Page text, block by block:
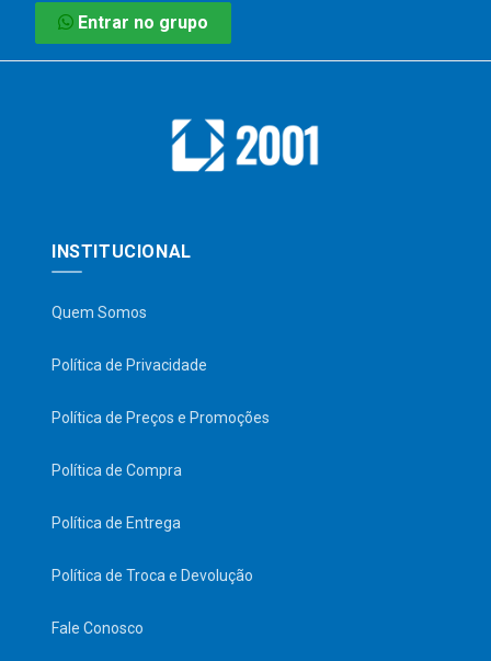
Entrar no grupo
INSTITUCIONAL
Quem Somos
Política de Privacidade
Política de Preços e Promoções
Política de Compra
Política de Entrega
Política de Troca e Devolução
Fale Conosco